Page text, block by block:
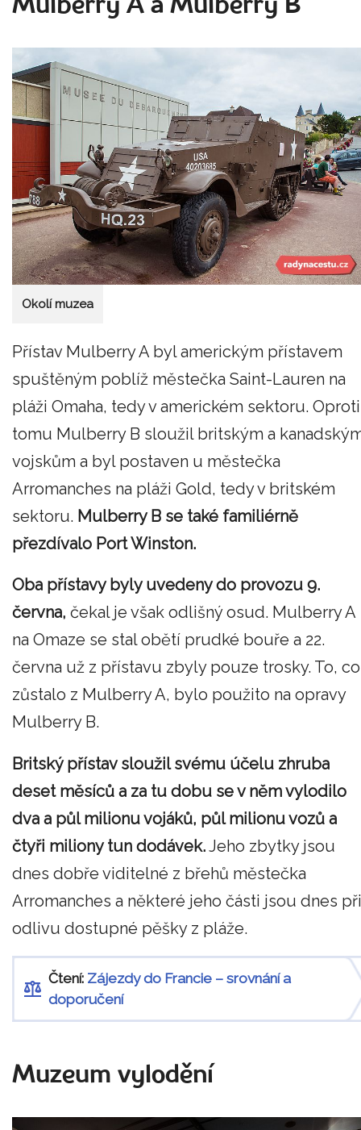
Mulberry A a Mulberry B
Okolí muzea
Přístav Mulberry A byl americkým přístavem
spuštěným poblíž městečka Saint-Lauren na
pláži Omaha, tedy v americkém sektoru. Oproti
tomu Mulberry B sloužil britským a
vojskům a byl postaven u městečka
Arromanches na pláži Gold, tedy v britském
sektoru. Mulberry B se také familiérně
přezdívalo Port Winston.
Oba přístavy byly uvedeny do provozu 9.
června, čekal je však odlišný osud. Mulberry A
na Omaze se stal obětí prudké bouře a 22.
června už z přístavu zbyly pouze trosky. To, co
zůstalo z Mulberry A, bylo použito na opravy
Mulberry B.
Britský přístav sloužil svému účelu zhruba
deset měsíců a za tu dobu se v něm vylodilo
dva a půl milionu vojáků, půl milionu vozů a
čtyři miliony tun dodávek.Jeho zbytky jsou
dnes dobře viditelné z břehů městečka
Arromanches a některé jeho části jsou dnes při
odlivu dostupné pěšky z pláže.
Čtení: Zájezdy do Francie – srovnání a
doporučení
Muzeum vylodění